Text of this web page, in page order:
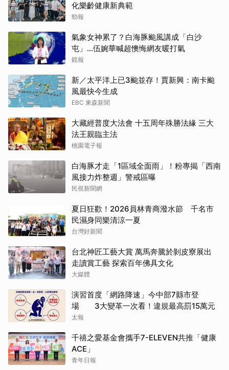
化樂齡健康新典範
勁報
氣象女神累了？白海豚颱風講成「白沙
屯」...伍婉華喊超懊悔網友暖打氣
鏡報
新／太平洋上已3颱並存！賈新興：南卡颱
風最快今生成
EBC 東森新聞
大藏經普度大法會 十五周年殊勝法緣 三大
法王親臨主法
桃園電子報
白海豚才走「1區域全面雨」！粉專揭「西南
風接力炸整週」警戒區曝
民視新聞網
夏日狂歡！2026員林青商潑水節 千名市
民濕身同樂清涼一夏
台灣好新聞
台北神匠工藝大賞 萬馬奔騰於剝皮寮展出
走讀賞工藝 探索百年佛具文化
大媒體
演習首度「網路降速」今中部7縣市登
場 3大變革一次看！違規最高罰15萬元
太報
千禧之愛基金會攜手7-ELEVEN共推「健康
ACE」
青年日報